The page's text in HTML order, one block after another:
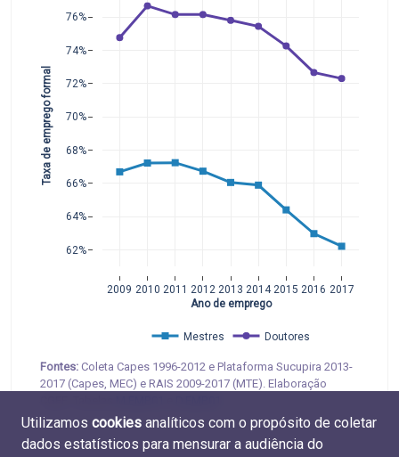
2009 2010 2011 2012 2013 20142015 2016 2017
62%
64%
66%
68%
70%
72%
74%
76%
Mestres Doutores
Ano de emprego
Taxa de emprego formal
Fontes: Coleta Capes 1996-2012 e Plataforma Sucupira 2013-
2017 (Capes, MEC) e RAIS 2009-2017 (MTE). Elaboração
Utilizamos cookies analíticos com o propósito de coletar
dados estatísticos para mensurar a audiência do